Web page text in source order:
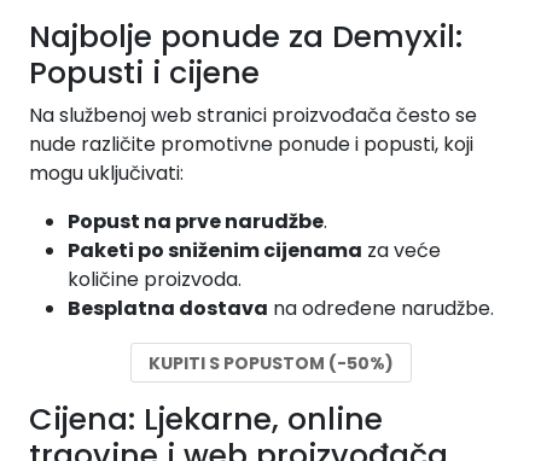
Najbolje ponude za Demyxil:
Popusti i cijene
Na službenoj web stranici proizvođača često se
nude različite promotivne ponude i popusti, koji
mogu uključivati:
Popust na prve narudžbe.
Paketi po sniženim cijenama za veće
količine proizvoda.
Besplatna dostava na određene narudžbe.
KUPITI S POPUSTOM (-50%)
Cijena: Ljekarne, online